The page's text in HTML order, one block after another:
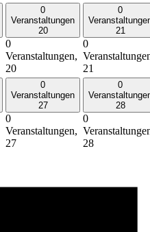
0
Veranstaltungen
20
0
Veranstaltungen,
20
0
21
0
21
0
Veranstaltungen
27
0
Veranstaltungen,
27
0
28
0
28